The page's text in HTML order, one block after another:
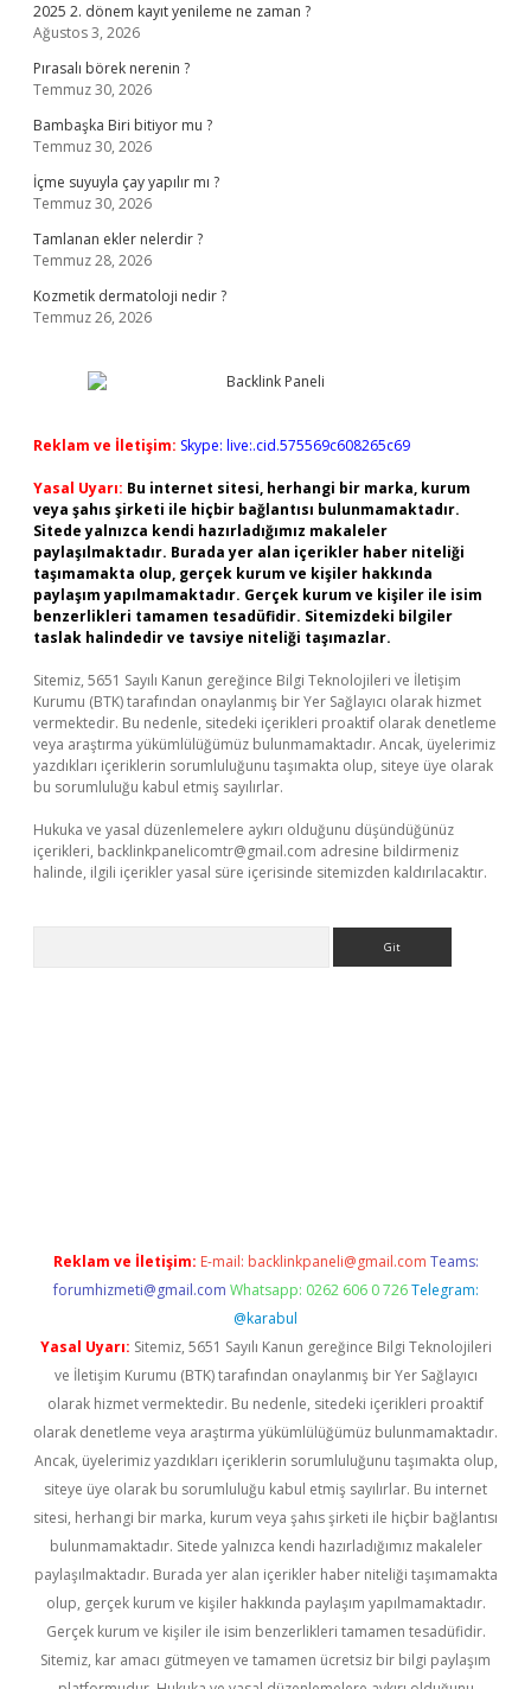
2025 2. dönem kayıt yenileme ne zaman ?
Ağustos 3, 2026
Pırasalı börek nerenin ?
Temmuz 30, 2026
Bambaşka Biri bitiyor mu ?
Temmuz 30, 2026
İçme suyuyla çay yapılır mı ?
Temmuz 30, 2026
Tamlanan ekler nelerdir ?
Temmuz 28, 2026
Kozmetik dermatoloji nedir ?
Temmuz 26, 2026
Reklam ve İletişim: Skype: live:.cid.575569c608265c69
Yasal Uyarı: Bu internet sitesi, herhangi bir marka, kurum
veya şahıs şirketi ile hiçbir bağlantısı bulunmamaktadır.
Sitede yalnızca kendi hazırladığımız makaleler
paylaşılmaktadır. Burada yer alan içerikler haber niteliği
taşımamakta olup, gerçek kurum ve kişiler hakkında
paylaşım yapılmamaktadır. Gerçek kurum ve kişiler ile isim
benzerlikleri tamamen tesadüfidir. Sitemizdeki bilgiler
taslak halindedir ve tavsiye niteliği taşımazlar.
Sitemiz, 5651 Sayılı Kanun gereğince Bilgi Teknolojileri ve İletişim
Kurumu (BTK) tarafından onaylanmış bir Yer Sağlayıcı olarak hizmet
vermektedir. Bu nedenle, sitedeki içerikleri proaktif olarak denetleme
veya araştırma yükümlülüğümüz bulunmamaktadır. Ancak, üyelerimiz
yazdıkları içeriklerin sorumluluğunu taşımakta olup, siteye üye olarak
bu sorumluluğu kabul etmiş sayılırlar.
Hukuka ve yasal düzenlemelere aykırı olduğunu düşündüğünüz
içerikleri, backlinkpanelicomtr@gmail.com adresine bildirmeniz
halinde, ilgili içerikler yasal süre içerisinde sitemizden kaldırılacaktır.
Reklam ve İletişim: E-mail: backlinkpaneli@gmail.com Teams:
forumhizmeti@gmail.com Whatsapp: 0262 606 0 726 Telegram:
@karabul
Yasal Uyarı: Sitemiz, 5651 Sayılı Kanun gereğince Bilgi Teknolojileri
ve İletişim Kurumu (BTK) tarafından onaylanmış bir Yer Sağlayıcı
olarak hizmet vermektedir. Bu nedenle, sitedeki içerikleri proaktif
olarak denetleme veya araştırma yükümlülüğümüz bulunmamaktadır.
Ancak, üyelerimiz yazdıkları içeriklerin sorumluluğunu taşımakta olup,
siteye üye olarak bu sorumluluğu kabul etmiş sayılırlar. Bu internet
sitesi, herhangi bir marka, kurum veya şahıs şirketi ile hiçbir bağlantısı
bulunmamaktadır. Sitede yalnızca kendi hazırladığımız makaleler
paylaşılmaktadır. Burada yer alan içerikler haber niteliği taşımamakta
olup, gerçek kurum ve kişiler hakkında paylaşım yapılmamaktadır.
Gerçek kurum ve kişiler ile isim benzerlikleri tamamen tesadüfidir.
Sitemiz, kar amacı gütmeyen ve tamamen ücretsiz bir bilgi paylaşım